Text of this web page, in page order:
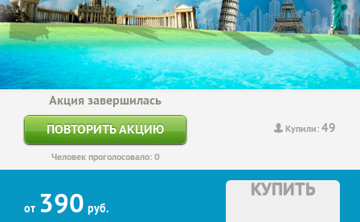
Купили:49
Акция завершилась
ПОВТОРИТЬ АКЦИЮ
Человек проголосовало: 0
от 390 руб.
КУПИТЬ